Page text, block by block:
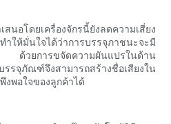
นอโดยเครื่องจักรนี้ยังลดความเสี่ยง
ห้มั่นใจได้ว่าการบรรจุภาชนะจะมี
ด้วยการขจัดความผันแปรในด้าน
จุภัณฑ์จึงสามารถสร้างชื่อเสียงใน
งพอใจของลูกค้าได้